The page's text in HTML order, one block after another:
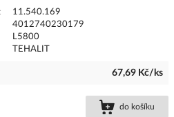
11.540.169
4012740230179
L5800
TEHALIT
67,69 Kč/ks
do košíku